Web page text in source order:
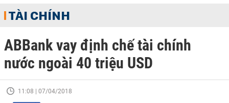
TÀI CHÍNH
ABBank vay định chế tài chính
nước ngoài 40 triệu USD
11:08 | 07/04/2018